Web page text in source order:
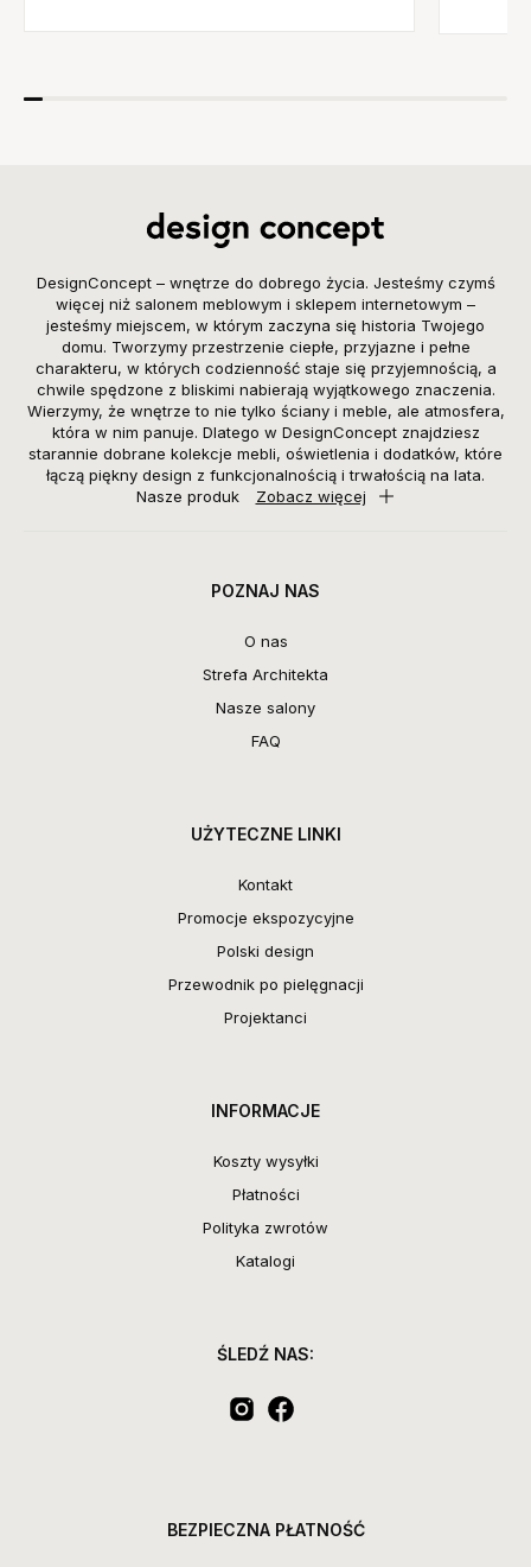
DesignConcept – wnętrze do dobrego życia. Jesteśmy czymś
więcej niż salonem meblowym i sklepem internetowym –
jesteśmy miejscem, w którym zaczyna się historia Twojego
domu. Tworzymy przestrzenie ciepłe, przyjazne i pełne
charakteru, w których codzienność staje się przyjemnością, a
chwile spędzone z bliskimi nabierają wyjątkowego znaczenia.
Wierzymy, że wnętrze to nie tylko ściany i meble, ale atmosfera,
która w nim panuje. Dlatego w DesignConcept znajdziesz
starannie dobrane kolekcje mebli, oświetlenia i dodatków, które
łączą piękny design z funkcjonalnością i trwałością na lata.
Nasze produk
Zobacz więcej
POZNAJ NAS
O nas
Strefa Architekta
Nasze salony
FAQ
UŻYTECZNE LINKI
Kontakt
Promocje ekspozycyjne
Polski design
Przewodnik po pielęgnacji
Projektanci
INFORMACJE
Koszty wysyłki
Płatności
Polityka zwrotów
Katalogi
ŚLEDŹ NAS:
BEZPIECZNA PŁATNOŚĆ